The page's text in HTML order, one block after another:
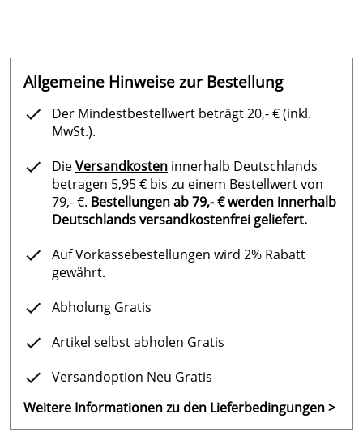
Allgemeine Hinweise zur Bestellung
Der Mindestbestellwert beträgt 20,- € (inkl.
MwSt.).
DieVersandkosten innerhalb Deutschlands
betragen 5,95 € bis zu einem Bestellwert von
79,- €. Bestellungen ab 79,- € werden innerhalb
Deutschlands versandkostenfrei geliefert.
Auf Vorkassebestellungen wird 2% Rabatt
gewährt.
Abholung Gratis
Artikel selbst abholen Gratis
Versandoption Neu Gratis
Weitere Informationen zu den Lieferbedingungen >